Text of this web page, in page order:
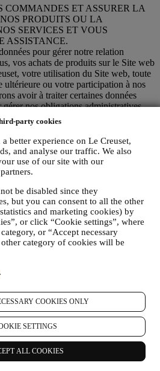
party cookies
better experience on Le Creuset,
and analyse our traffic. We also
use of our site with our
be disabled since they
but you can consent to all the other
and marketing cookies) by
or click “Cookie settings”, where
or “Accept necessary
category of cookies will be
COOKIES ONLY
SETTINGS
ALL COOKIES
COMMANDES ET ASSURER LA
PRODUITS OU LA
SERVICES ET VOUS
ASSISTANCE.
pour gérer notre relation
vos achats de produits sur le Site web
votre utilisation du Site web, toute
ultérieure ou votre participation à nos
avoir à traiter certaines données
nos obligations administratives
avec vous, telles que la
et certaines vérifications, la
par carte, le dépistage de la fraude,
et les tests de nos systèmes, la
statistiques. Occasionnellement,
contacter pour des raisons
de commande. Nous utiliserons
pour répondre à vos demandes
web ou par d’autres canaux. Cette
requise pour nous permettre de
votre intention. Nous pouvons traiter
de notre intérêt légitime (dûment
et libertés) pour vous envoyer des e-
où vous auriez ajouté des articles
finaliser votre achat en ligne. Si vous
dans un certain délai, aucune autre
ne sera envoyée.
À PROPOS DES
CONCERNANT LES
votre autorisation dans ce sens (par
à notre lettre d’information au